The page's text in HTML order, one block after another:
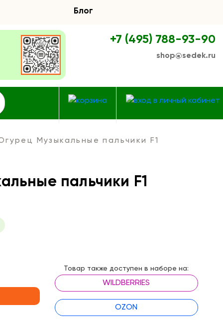
Блог
+7 (495) 788-93-90
shop@sedek.ru
Музыкальные пальчики F1
пальчики F1
Товар также доступен в наборе на:
WILDBERRIES
OZON